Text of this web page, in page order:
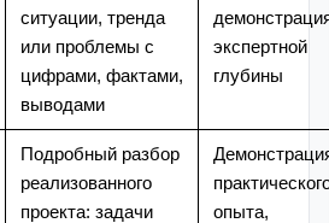
ситуации, тренда
или проблемы с
цифрами, фактами,
выводами
экспертной
глубины
Подробный разбор
реализованного
проекта: задачи
опыта,